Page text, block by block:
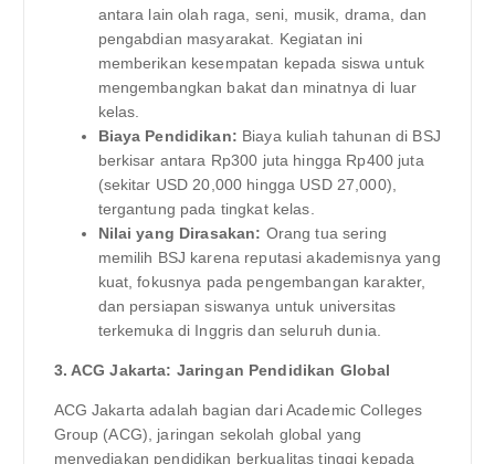
antara lain olah raga, seni, musik, drama, dan
pengabdian masyarakat. Kegiatan ini
memberikan kesempatan kepada siswa untuk
mengembangkan bakat dan minatnya di luar
kelas.
Biaya Pendidikan: Biaya kuliah tahunan di BSJ
berkisar antara Rp300 juta hingga Rp400 juta
(sekitar USD 20,000 hingga USD 27,000),
tergantung pada tingkat kelas.
Nilai yang Dirasakan: Orang tua sering
memilih BSJ karena reputasi akademisnya yang
kuat, fokusnya pada pengembangan karakter,
dan persiapan siswanya untuk universitas
terkemuka di Inggris dan seluruh dunia.
3. ACG Jakarta: Jaringan Pendidikan Global
ACG Jakarta adalah bagian dari Academic Colleges
Group (ACG), jaringan sekolah global yang
menyediakan pendidikan berkualitas tinggi kepada